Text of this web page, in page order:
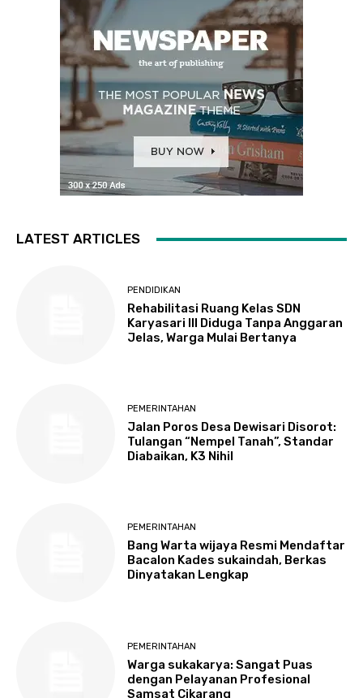
LATEST ARTICLES
PENDIDIKAN
Rehabilitasi Ruang Kelas SDN
Karyasari III Diduga Tanpa Anggaran
Jelas, Warga Mulai Bertanya
PEMERINTAHAN
Jalan Poros Desa Dewisari Disorot:
Tulangan “Nempel Tanah”, Standar
Diabaikan, K3 Nihil
PEMERINTAHAN
Bang Warta wijaya Resmi Mendaftar
Bacalon Kades sukaindah, Berkas
Dinyatakan Lengkap
PEMERINTAHAN
Warga sukakarya: Sangat Puas
dengan Pelayanan Profesional
Samsat Cikarang